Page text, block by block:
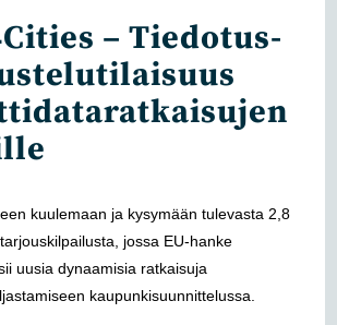
– Tiedotus-
kuulemaan ja kysymään tulevasta 2,8
jossa EU-hanke
uusia dynaamisia ratkaisuja
kaupunkisuunnittelussa.